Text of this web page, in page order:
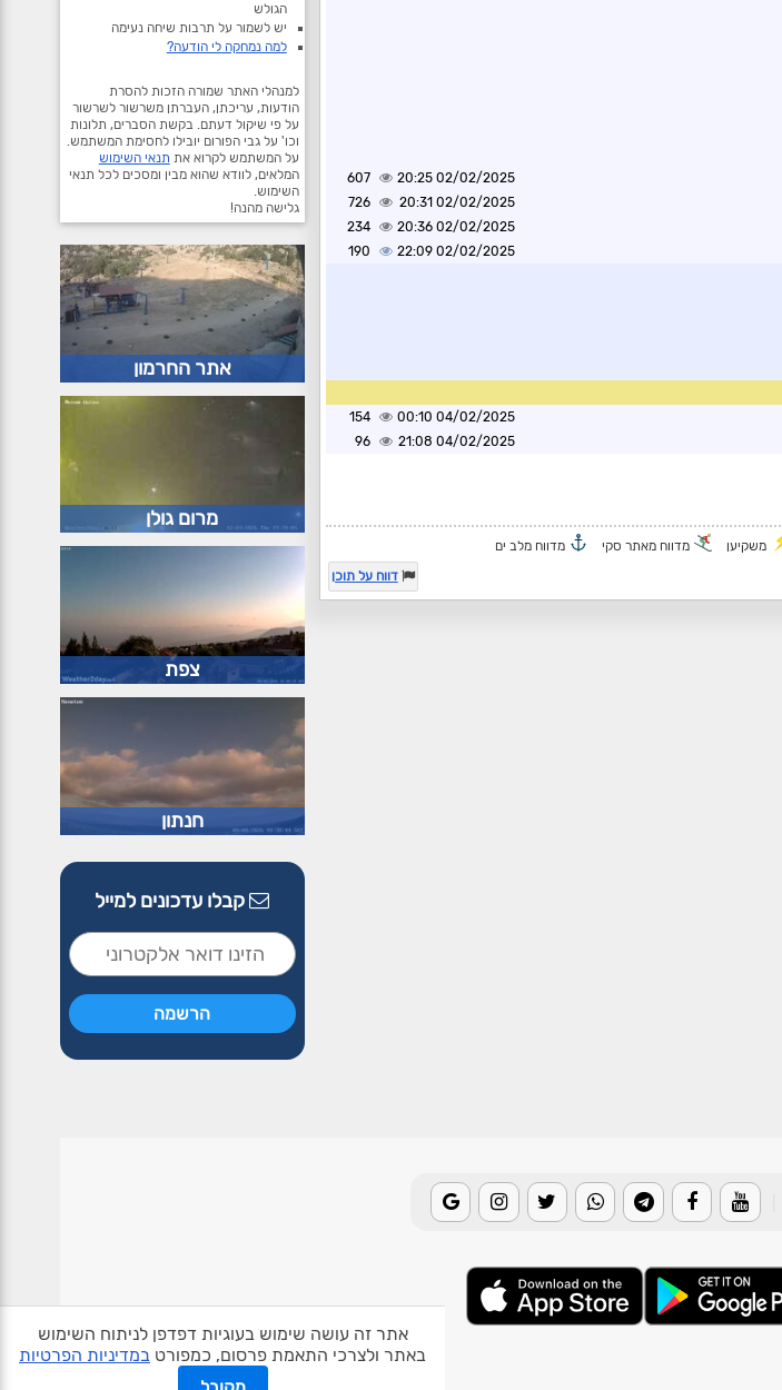
אתר זה עושה שימוש בעוגיות דפדפן לניתוח השימוש
באתר ולצרכי התאמת פרסום, כמפורט במדיניות הפרטיות
02/02/2025 20:25
607
02/02/2025 20:31
726
02/02/2025 20:36
234
02/02/2025 22:09
190
04/02/2025 00:10
154
04/02/2025 21:08
96
משקיען מדווח מאתר סקי
מדווח מלב ים
דווח על תוכן
הגולש
יש לשמור על תרבות שיחה נעימה
למה נמחקה לי הודעה?
למנהלי האתר שמורה הזכות להסרת
הודעות, עריכתן, העברתן משרשור לשרשור
על פי שיקול דעתם. בקשת הסברים, תלונות
וכו' על גבי הפורום יובילו לחסימת המשתמש.
על המשתמש לקרוא את תנאי השימוש
המלאים, לוודא שהוא מבין ומסכים לכל תנאי
השימוש.
גלישה מהנה!
אתר החרמון
מרום גולן
צפת
חנתון
קבלו עדכונים למייל
אודות האתר פרטיות תנאי שימוש צור קשר בעלי אתרים